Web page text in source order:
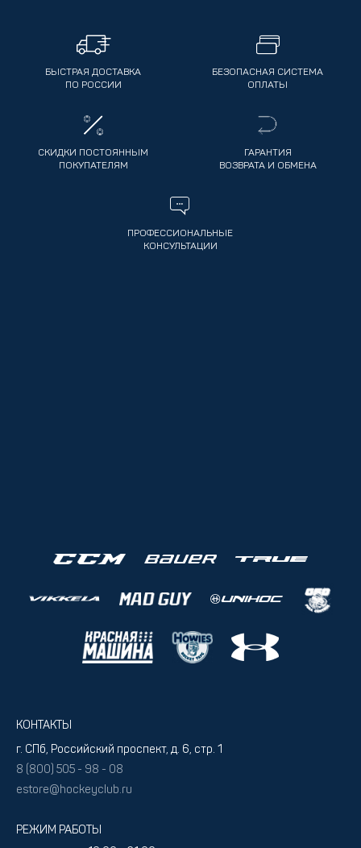
БЫСТРАЯ ДОСТАВКА
ПО РОССИИ
БЕЗОПАСНАЯ СИСТЕМА
ОПЛАТЫ
СКИДКИ ПОСТОЯННЫМ
ПОКУПАТЕЛЯМ
ГАРАНТИЯ
ВОЗВРАТА И ОБМЕНА
ПРОФЕССИОНАЛЬНЫЕ
КОНСУЛЬТАЦИИ
КОНТАКТЫ
г. СПб, Российский проспект, д. 6, стр. 1
8 (800) 505 - 98 - 08
estore@hockeyclub.ru
РЕЖИМ РАБОТЫ